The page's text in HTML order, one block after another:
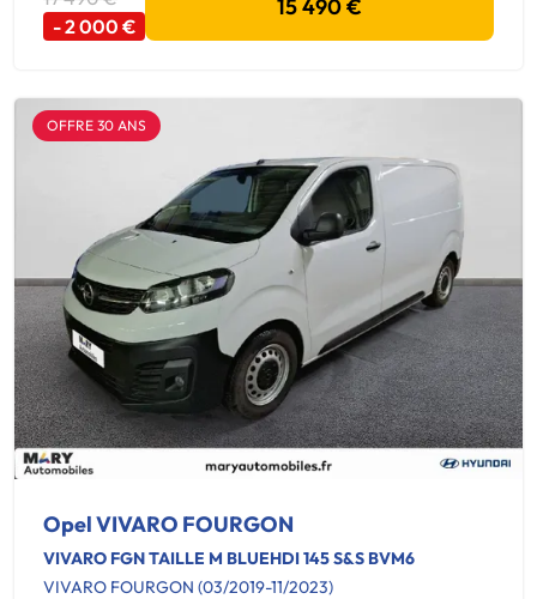
- 2 000 €
15 490 €
OFFRE 30 ANS
Opel VIVARO FOURGON
VIVARO FGN TAILLE M BLUEHDI 145 S&S BVM6
VIVARO FOURGON (03/2019-11/2023)